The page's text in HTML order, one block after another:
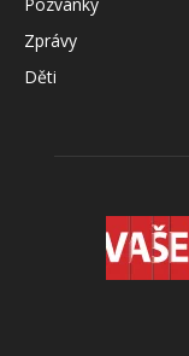
Pozvánky
Zprávy
Děti